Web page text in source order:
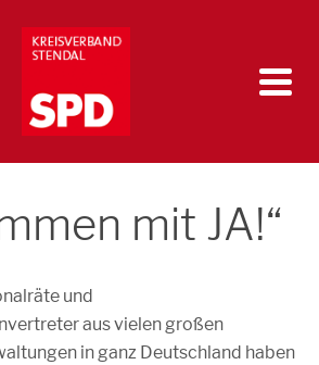
mit JA!“
und
aus vielen großen
in ganz Deutschland haben